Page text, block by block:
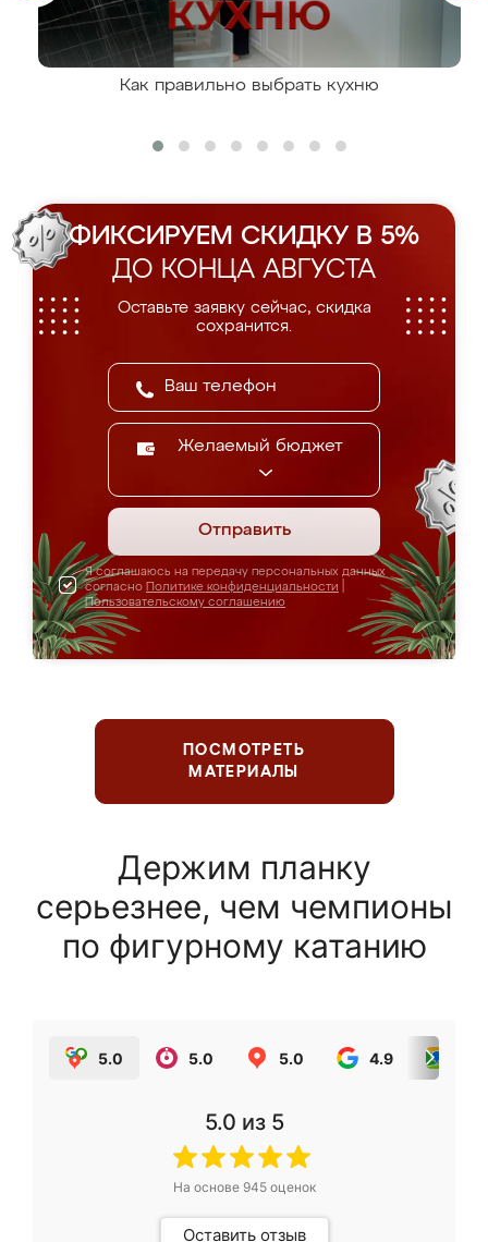
Как правильно выбрать кухню
ФИКСИРУЕМ СКИДКУ В 5%
ДО КОНЦА АВГУСТА
Оставьте заявку сейчас, скидка
сохранится.
Желаемый бюджет
Отправить
Я соглашаюсь на передачу персональных данных
согласно Политике конфиденциальности
Пользовательскому соглашению
ПОСМОТРЕТЬ
МАТЕРИАЛЫ
Держим планку
серьезнее, чем чемпионы
по фигурному катанию
5.0 5.0 5.0 4.9
5.0 из 5
На основе 945оценок
Оставить отзыв